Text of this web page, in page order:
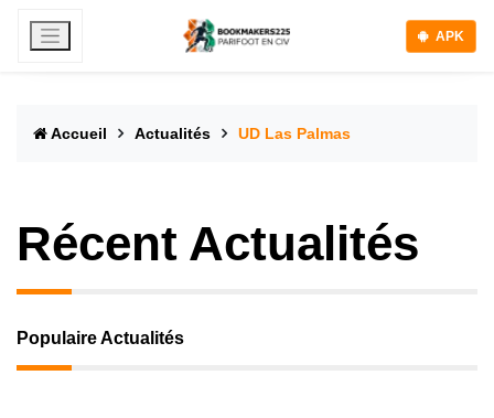
APK
Accueil Actualités UD Las Palmas
Récent Actualités
Populaire Actualités